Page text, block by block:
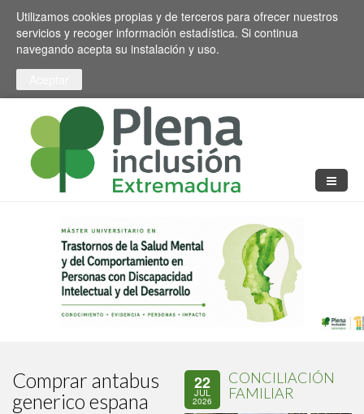
Pasar al contenido principal
Toggle high contrast
Utilizamos cookies propias y de terceros para ofrecer nuestros
servicios y recoger información estadística. Si continua
navegando acepta su instalación y uso.
Comprar antabus
generico espana
22
JUL
2026
CONCILIACIÓN
FAMILIAR